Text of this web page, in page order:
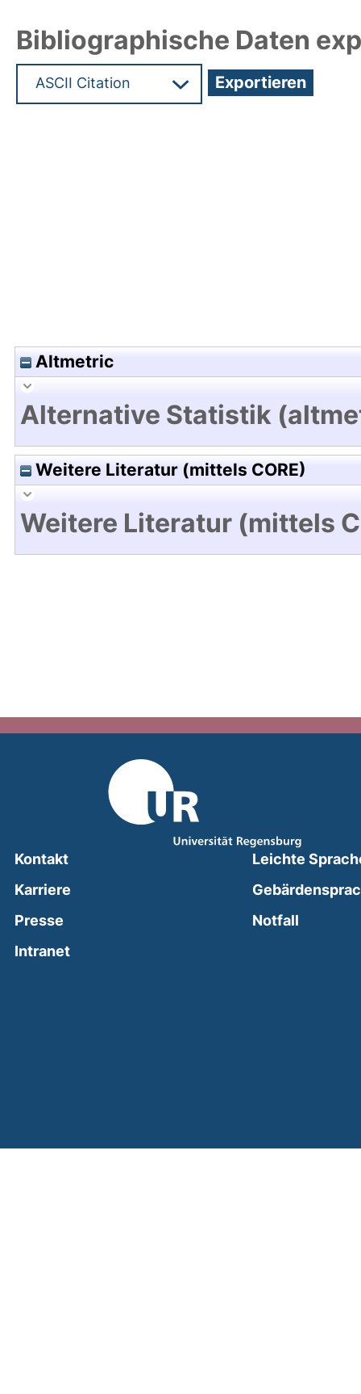
Bibliographische Daten
Altmetric
Alternative Statistik
Weitere Literatur (mittels CORE)
Weitere Literatur (mittels
Kontakt
Karriere
Presse
Intranet(external link, opens in a new window)
Leichte
Notfall